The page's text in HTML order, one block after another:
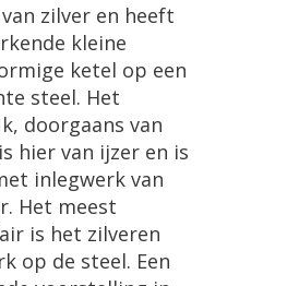
zilver en heeft
kleine
ketel op een
steel. Het
doorgaans van
hier van ijzer en is
inlegwerk van
Het meest
is het zilveren
op de steel. Een